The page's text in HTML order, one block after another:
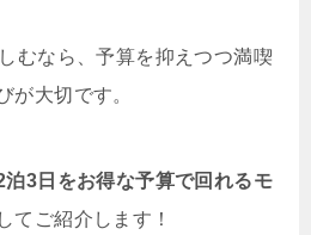
むなら、予算を抑えつつ満喫
が大切です。
泊3日をお得な予算で回れるモ
てご紹介します！